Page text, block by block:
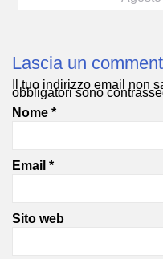
Lascia un
Il tuo indirizzo email non
obbligatori sono
Nome *
Email *
Sito web